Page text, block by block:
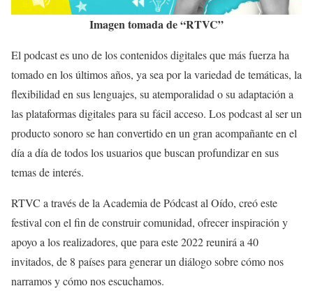
Imagen tomada de “RTVC”
El podcast es uno de los contenidos digitales que más fuerza ha
tomado en los últimos años, ya sea por la variedad de temáticas, la
flexibilidad en sus lenguajes, su atemporalidad o su adaptación a
las plataformas digitales para su fácil acceso. Los podcast al ser un
producto sonoro se han convertido en un gran acompañante en el
día a día de todos los usuarios que buscan profundizar en sus
temas de interés.
RTVC a través de la Academia de Pódcast al Oído, creó este
festival con el fin de construir comunidad, ofrecer inspiración y
apoyo a los realizadores, que para este 2022 reunirá a 40
invitados, de 8 países para generar un diálogo sobre cómo nos
narramos y cómo nos escuchamos.